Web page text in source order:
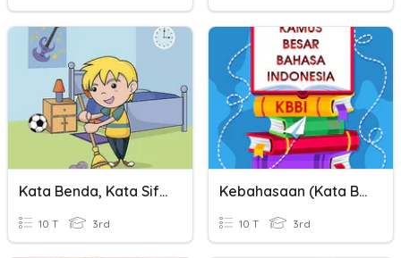
Kata Benda, Kata Sifat Dan Kata Kerja
10 T 3rd
Kebahasaan (Kata Benda, Kata Sifat Dan Kata Kerja)
10 T 3rd